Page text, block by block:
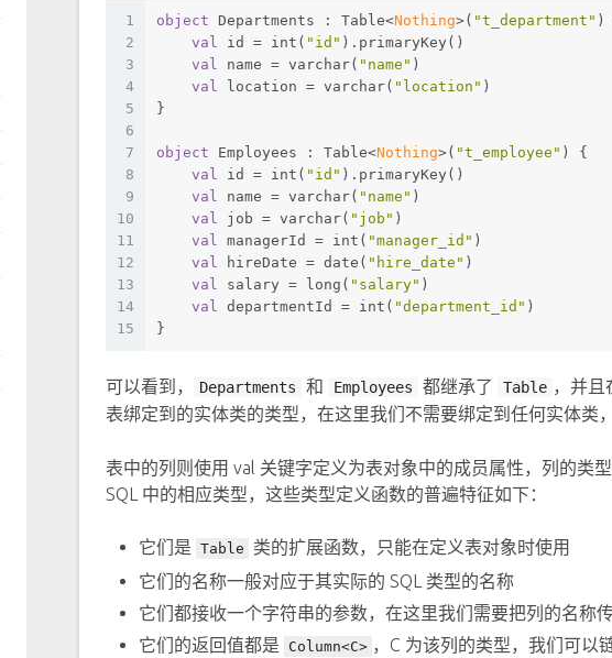
1
2
3
4
5
6
7
8
9
10
11
12
13
14
15
object Departments : Table<Nothing>( "t_department" )
val id = int( "id" ).primaryKey()
val name = varchar( "name" )
val location = varchar( "location" )
}
object Employees : Table<Nothing>( "t_employee" ) {
val id = int( "id" ).primaryKey()
val name = varchar( "name" )
val job = varchar( "job" )
val managerId = int( "manager_id" )
val hireDate = date( "hire_date" )
val salary = long( "salary" )
val departmentId = int( "department_id" )
}
可以看到， Departments 和 Employees 都继承了 Table ，并且
表绑定到的实体类的类型，在这里我们不需要绑定到任何实体类
表中的列则使用 val 关键字定义为表对象中的成员属性，列的类
SQL 中的相应类型，这些类型定义函数的普遍特征如下：
它们是 Table
类的扩展函数，只能在定义表对象时使用
它们的名称一般对应于其实际的 SQL 类型的名称
它们都接收一个字符串的参数，在这里我们需要把列的名称
它们的返回值都是
Column<C> ，C 为该列的类型，我们可以